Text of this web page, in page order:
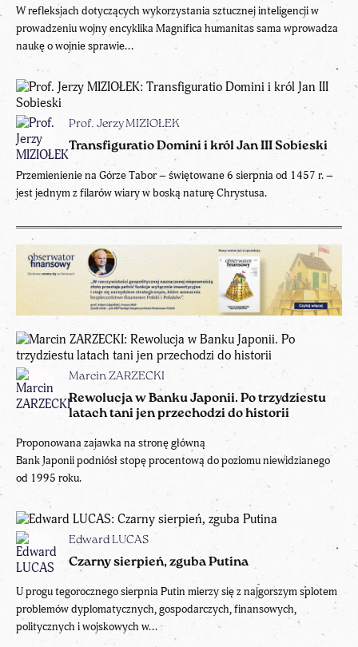
W refleksjach dotyczących wykorzystania sztucznej inteligencji w
prowadzeniu wojny encyklika Magnifica humanitas sama wprowadza
naukę o wojnie sprawie...
Prof. Jerzy MIZIOŁEK
Transfiguratio Domini i król Jan III Sobieski
Przemienienie na Górze Tabor – świętowane 6 sierpnia od 1457 r. –
jest jednym z filarów wiary w boską naturę Chrystusa.
Marcin ZARZECKI
Rewolucja w Banku Japonii. Po trzydziestu
latach tani jen przechodzi do historii
Proponowana zajawka na stronę główną
Bank Japonii podniósł stopę procentową do poziomu niewidzianego
od 1995 roku.
Edward LUCAS
Czarny sierpień, zguba Putina
U progu tegorocznego sierpnia Putin mierzy się z najgorszym splotem
problemów dyplomatycznych, gospodarczych, finansowych,
politycznych i wojskowych w...